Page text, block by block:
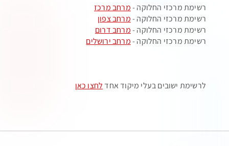
רשימת מרכזי החלוקה -מרחב מרכז
רשימת מרכזי החלוקה -מרחב צפון
רשימת מרכזי החלוקה -מרחב דרום
רשימת מרכזי החלוקה -מרחב ירושלים
לרשימת ישובים בעלי מיקוד אחדלחצו כאן